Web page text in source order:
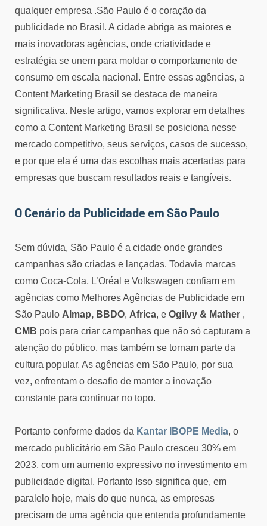
qualquer empresa .São Paulo é o coração da
publicidade no Brasil. A cidade abriga as maiores e
mais inovadoras agências, onde criatividade e
estratégia se unem para moldar o comportamento de
consumo em escala nacional. Entre essas agências, a
Content Marketing Brasil se destaca de maneira
significativa. Neste artigo, vamos explorar em detalhes
como a Content Marketing Brasil se posiciona nesse
mercado competitivo, seus serviços, casos de sucesso,
e por que ela é uma das escolhas mais acertadas para
empresas que buscam resultados reais e tangíveis.
O Cenário da Publicidade em São Paulo
Sem dúvida, São Paulo é a cidade onde grandes
campanhas são criadas e lançadas. Todavia marcas
como Coca-Cola, L’Oréal e Volkswagen confiam em
agências como Melhores Agências de Publicidade em
São Paulo Almap, BBDO, Africa, e Ogilvy & Mather ,
CMB pois para criar campanhas que não só capturam a
atenção do público, mas também se tornam parte da
cultura popular. As agências em São Paulo, por sua
vez, enfrentam o desafio de manter a inovação
constante para continuar no topo.
Portanto conforme dados da Kantar IBOPE Media, o
mercado publicitário em São Paulo cresceu 30% em
2023, com um aumento expressivo no investimento em
publicidade digital. Portanto Isso significa que, em
paralelo hoje, mais do que nunca, as empresas
precisam de uma agência que entenda profundamente